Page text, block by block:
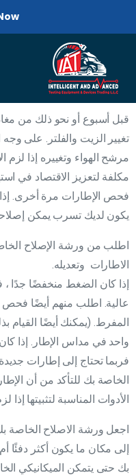
قبل أسبوع أو نحو ذلك من
تغيير الزيت والفلتر. على
مرشح الهواء وتغييره إذا لزم
مكلفة لتعزيز الاقتصاد في
فحص الإطارات مرة أخرى.
يكون لديك تسرب يمكن
اطلب من ورشة الإصلاح
الاطارات وتعديله.
إذا كان الضغط منخفضًا جدًا
عالية. اطلب منهم أيضًا فحص
المفرط. (يمكنك أيضًا
واحد في مداس الإطار. إذا
فربما تحتاج إلى إطارات
الخاصة بك للتأكد من أن
الأدوات المناسبة لتثبيتها إذا
اجعل ورشة الاصلاح الخاصة
إلى مكان ما يكون أكثر دفئًا
بك حتى يتمكن الميكانيكي